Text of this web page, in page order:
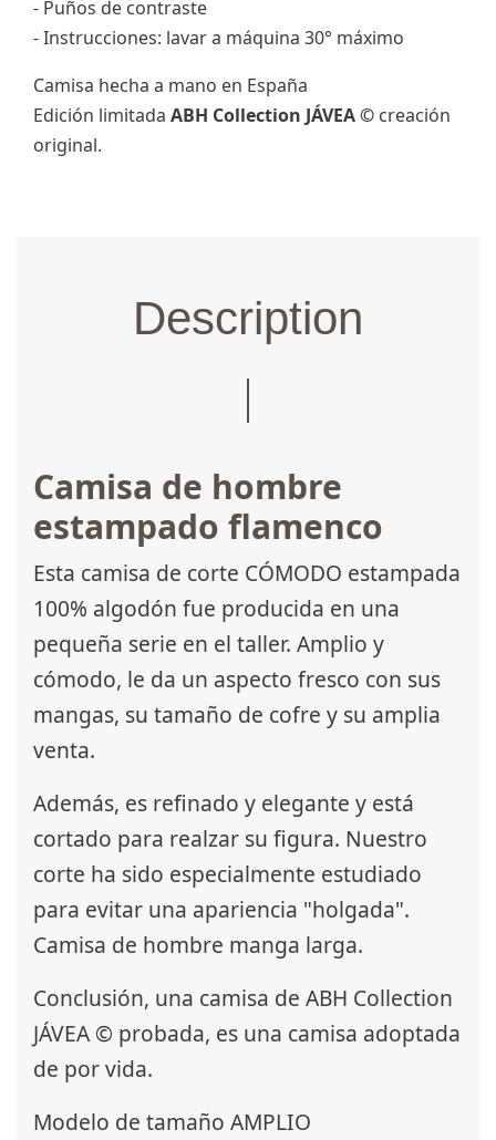
- Puños de contraste
- Instrucciones: lavar a máquina 30° máximo
Camisa hecha a mano en España
Edición limitada ABH Collection JÁVEA © creación
original.
Description
Camisa de hombre
estampado flamenco
Esta camisa de corte CÓMODO estampada
100% algodón fue producida en una
pequeña serie en el taller. Amplio y
cómodo, le da un aspecto fresco con sus
mangas, su tamaño de cofre y su amplia
venta.
Además, es refinado y elegante y está
cortado para realzar su figura. Nuestro
corte ha sido especialmente estudiado
para evitar una apariencia "holgada".
Camisa de hombre manga larga.
Conclusión, una camisa de ABH Collection
JÁVEA © probada, es una camisa adoptada
de por vida.
Modelo de tamaño AMPLIO